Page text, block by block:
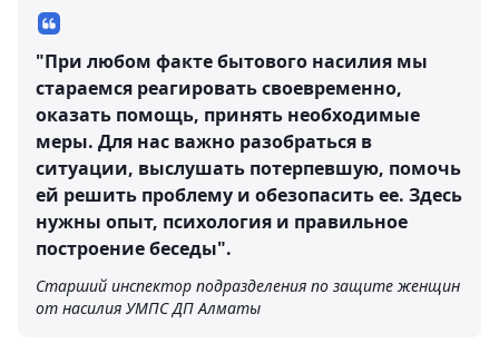
"При любом факте бытового насилия мы
стараемся реагировать своевременно,
оказать помощь, принять необходимые
меры. Для нас важно разобраться в
ситуации, выслушать потерпевшую, помочь
ей решить проблему и обезопасить ее. Здесь
нужны опыт, психология и правильное
построение беседы".
Старший инспектор подразделения по защите женщин
от насилия УМПС ДП Алматы